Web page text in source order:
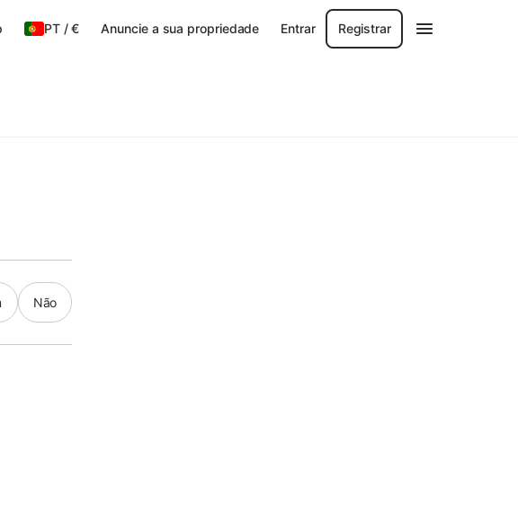
PT/€ Anuncie a sua propriedade Entrar Registrar
Não